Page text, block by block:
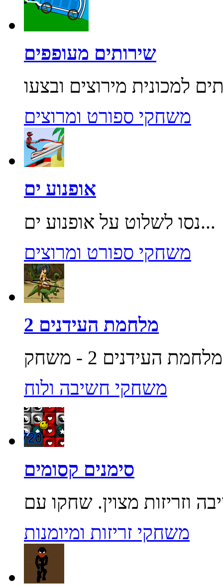
שירותים מעופפים
משחקי ספורט ומרוצים
אופנוע ים
נסו לשלוט על אופנוע ים...
משחקי ספורט ומרוצים
מלחמת העידנים 2
משחקי חשיבה ולוח
סימנים קסומים
משחקי זריזות ומיומנות